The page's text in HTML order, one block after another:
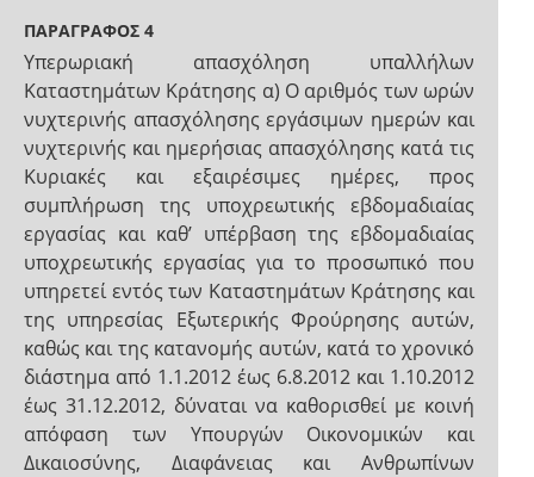
ΠΑΡΑΓΡΑΦΟΣ 4
Υπερωριακή απασχόληση υπαλλήλων
Καταστημάτων Κράτησης α) Ο αριθμός των ωρών
νυχτερινής απασχόλησης εργάσιμων ημερών και
νυχτερινής και ημερήσιας απασχόλησης κατά τις
Κυριακές και εξαιρέσιμες ημέρες, προς
συμπλήρωση της υποχρεωτικής εβδομαδιαίας
εργασίας και καθ’ υπέρβαση της εβδομαδιαίας
υποχρεωτικής εργασίας για το προσωπικό που
υπηρετεί εντός των Καταστημάτων Κράτησης και
της υπηρεσίας Εξωτερικής Φρούρησης αυτών,
καθώς και της κατανομής αυτών, κατά το χρονικό
διάστημα από 1.1.2012 έως 6.8.2012 και 1.10.2012
έως 31.12.2012, δύναται να καθορισθεί με κοινή
απόφαση των Υπουργών Οικονομικών και
Δικαιοσύνης, Διαφάνειας και Ανθρωπίνων